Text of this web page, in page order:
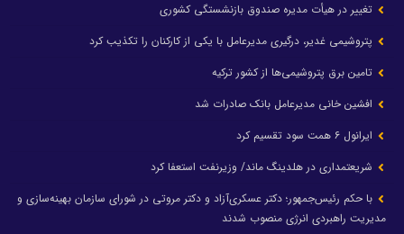
تغییر در هیأت مدیره صندوق بازنشستگی کشوری
پتروشیمی غدیر، درگیری مدیرعامل با یکی از کارکنان را تکذیب کرد
تامین برق پتروشیمی‌ها از کشور ترکیه
افشین خانی مدیرعامل بانک صادرات شد
ایرانول ۶ همت سود تقسیم کرد
شریعتمداری در هلدینگ ماند/ وزیرنفت استعفا کرد
با حکم رئیس‌جمهور؛ دکتر عسکری‌آزاد و دکتر مروتی در شورای سازمان بهینه‌سازی و
مدیریت راهبردی انرژی منصوب شدند